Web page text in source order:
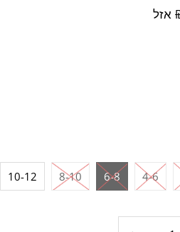
אזל
4-6
6-8
8-10
10-12